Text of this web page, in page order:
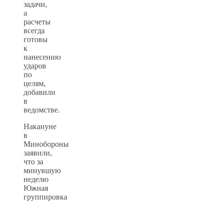
задачи,
а
расчеты
всегда
готовы
к
нанесению
ударов
по
целям,
добавили
в
ведомстве.
Накануне
в
Минобороны
заявили,
что за
минувшую
неделю
Южная
группировка